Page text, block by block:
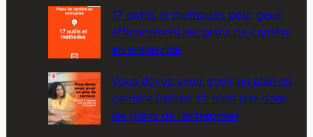
17 outils et méthodes pour gérer
efficacement les plans de carrière
en entreprise
Vous devez avoir avoir un plan de
carrière (même s’il n’est pas dans
les plans de l’entreprise)